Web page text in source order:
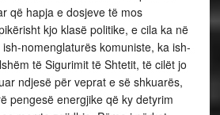
që hapja e dosjeve të mos
kjo klasë politike, e cila ka në
nomenglaturës komuniste, ka ish-
të Sigurimit të Shtetit, të cilët jo
ndjesë për veprat e së shkuarës,
pengesë energjike që ky detyrim